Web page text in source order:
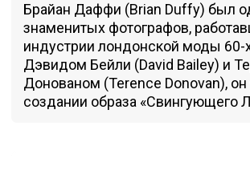
Брайан Даффи (Brian Duffy) был
знаменитых фотографов,
индустрии лондонской моды 60-
Дэвидом Бейли (David Bailey) и
Донованом (Terence Donovan), он
создании образа «Свингующего